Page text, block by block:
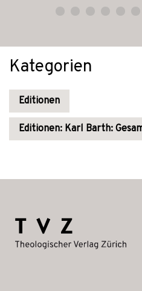
Kategorien
Editionen
Editionen: Karl Barth: